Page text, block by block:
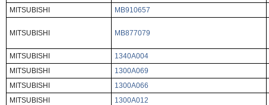
MITSUBISHI
MB910657
MITSUBISHI MB877079
MITSUBISHI
1340A004
MITSUBISHI
1300A069
MITSUBISHI
1300A066
MITSUBISHI
1300A012